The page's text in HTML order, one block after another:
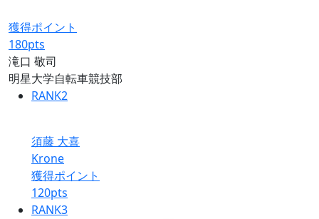
獲得ポイント
180pts
滝口 敬司
明星大学自転車競技部
RANK2
須藤 大喜
Krone
獲得ポイント
120pts
RANK3